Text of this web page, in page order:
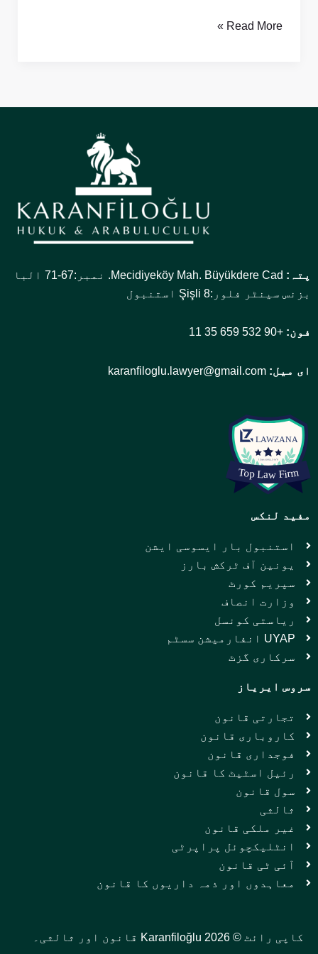
Read More »
پتہ:
Mecidiyeköy Mah. Büyükdere Cad. نمبر:67-71 البا
بزنس سینٹر فلور:8 Şişli استنبول
فون: +90 532 659 35 11
ای میل: karanfiloglu.lawyer@gmail.com
مفید لنکس
استنبول بار ایسوسی ایشن
یونین آف ٹرکش بارز
سپریم کورٹ
وزارت انصاف
ریاستی کونسل
UYAP انفارمیشن سسٹم
سرکاری گزٹ
سروس ایریاز
تجارتی قانون
کاروباری قانون
فوجداری قانون
رئیل اسٹیٹ کا قانون
سول قانون
ثالثی
غیر ملکی قانون
انٹلیکچوئل پراپرٹی
آئی ٹی قانون
معاہدوں اور ذمہ داریوں کا قانون
کاپی رائٹ © 2026 Karanfiloğlu قانون اور ثالثی۔